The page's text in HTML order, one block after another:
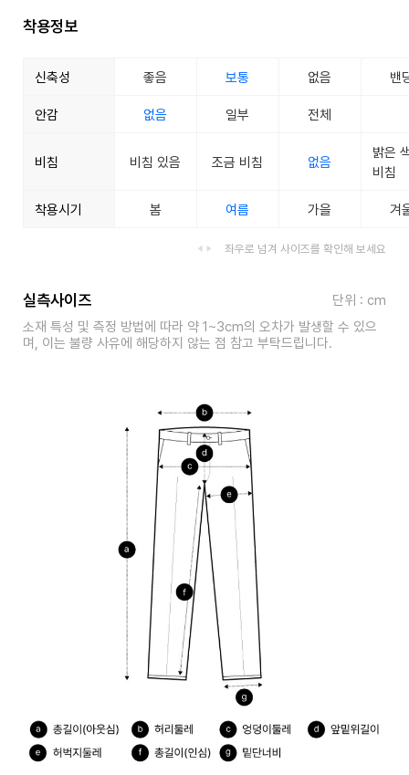
착용정보
신축성 좋음 보통 없음 밴
안감 없음 일부 전체
비침 비침 있음 조금 비침 없음
밝은
비침
착용시기 봄 여름 가을 겨
좌우로 넘겨 사이즈를 확인해 보세요
실측사이즈
단위 : cm
소재 특성 및 측정 방법에 따라 약 1~3cm의 오차가 발생할 수 있으
며, 이는 불량 사유에 해당하지 않는 점 참고 부탁드립니다.